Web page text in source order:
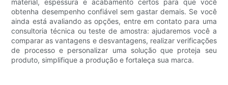
obtenha desempenho confiável sem gastar demais. Se você
ainda está avaliando as opções, entre em contato para uma
consultoria técnica ou teste de amostra: ajudaremos você a
comparar as vantagens e desvantagens, realizar verificações
de processo e personalizar uma solução que proteja seu
produto, simplifique a produção e fortaleça sua marca.